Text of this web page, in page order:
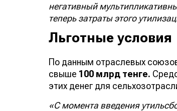
негативный
теперь затраты этого
Льготные условия
По данным отраслевых
свыше 100 млрд тенге.
этих денег для
«С момента введения